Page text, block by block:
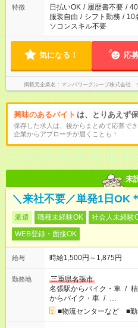
特徴 日払いOK / 履歴書不要 /
服装自由 / シフト勤務 / 10
ソコンスキル不要
気になる！ 応
掲載元企業名 マンパワーグループ株式会社
興味のあるバイト は、とりあえず
保存した求人は、後からまとめて応募でき
企業からアプローチが届くことも！
未
＼来社不要／単発1日OK
派遣 職種未経験OK 社会人未経験
WEB登録・面接OK
給与 時給1,500円～1,875円
勤務地
三重県名張市
名張駅からバイク・車 /
からバイク・車 / …
■物流センターなど ■勤